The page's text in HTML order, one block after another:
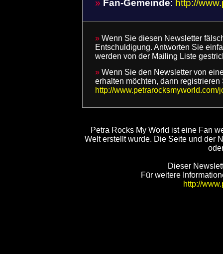
» Fan-Gemeinde: http://
» Wenn Sie diesen Newsletter
Entschuldigung. Antworten Sie
werden von der Mailing Liste
» Wenn Sie den Newsletter von
erhalten möchten, dann registrieren
http://
Petra Rocks My World ist eine Fan
Welt erstellt wurde. Die Seite und der
Dieser
Für weitere
http://